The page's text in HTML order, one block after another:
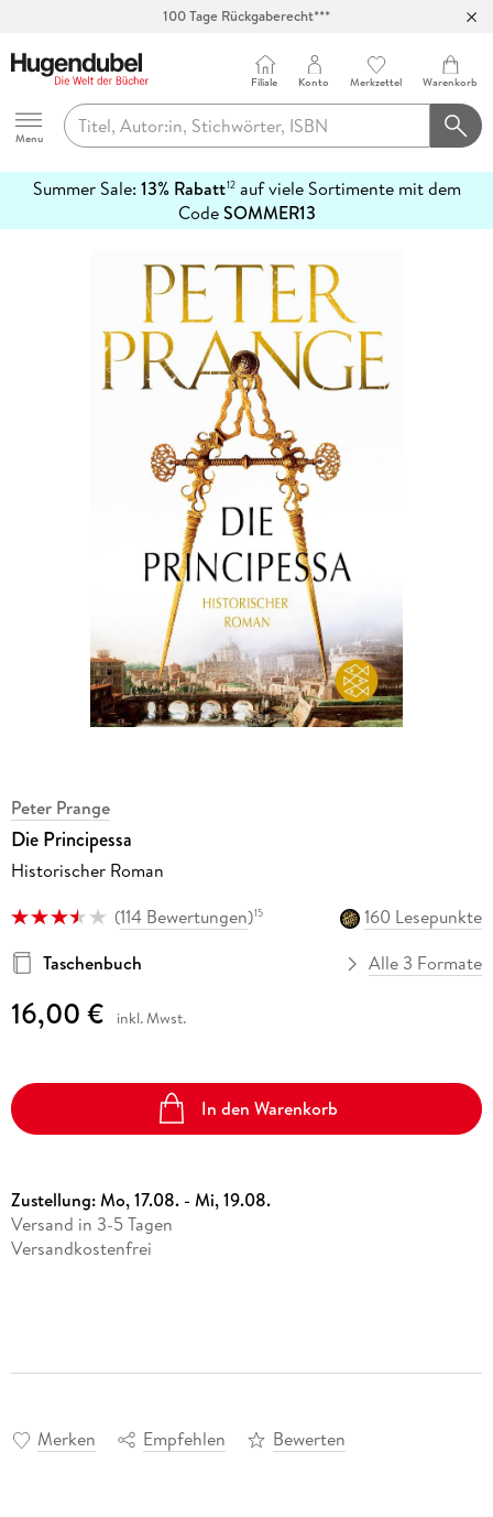
100 Tage Rückgaberecht***
Hugendubel
Menu
Filiale Konto Merkzettel Warenkorb
Summer Sale: 13% Rabatt12auf viele Sortimente mit dem
CodeSOMMER13
erfahren
Peter Prange
Die Principessa
Historischer Roman
(114 Bewertungen)15
160 Lesepunkte
Taschenbuch
Alle 3 Formate
16,00 € inkl. Mwst.
In den Warenkorb
Zustellung:Mo, 17.08. - Mi, 19.08.
Versand in 3-5 Tagen
Versandkostenfrei
Merken Empfehlen Bewerten